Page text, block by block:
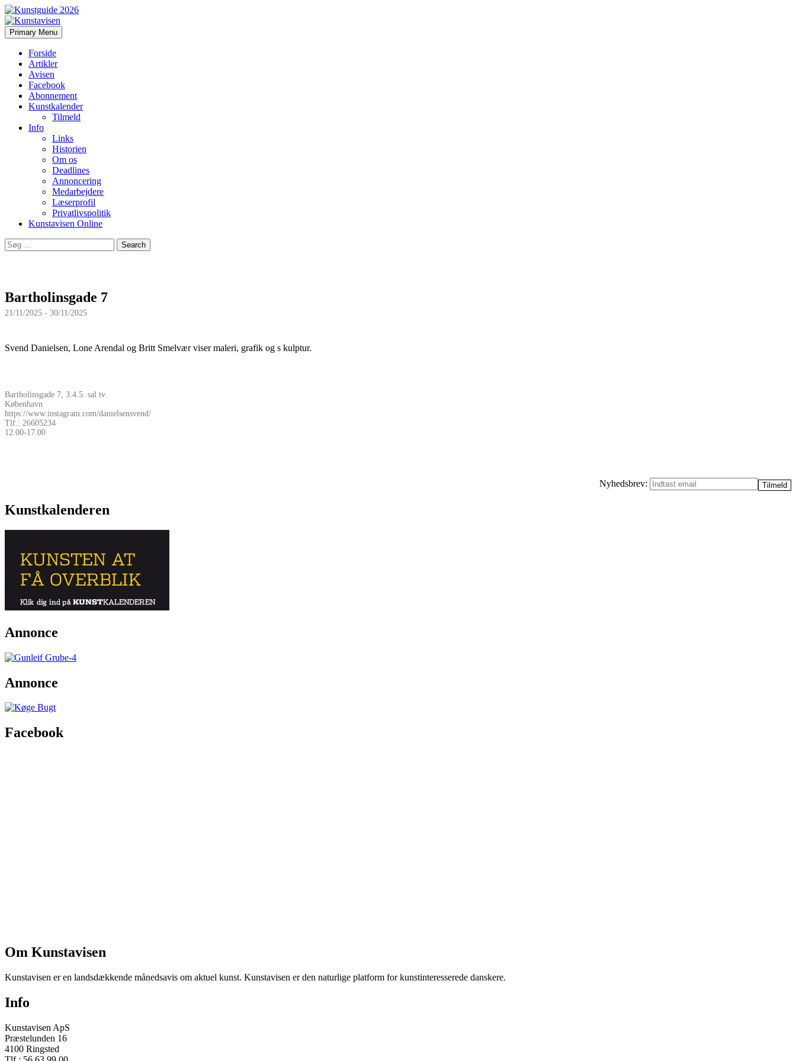
Kunstavisen
Search
Primary Menu Skip
to
Forside
Artikler
Avisen
Facebook
Abonnement
Kunstkalender
Tilmeld
Info
Links
Historien
Om os
Deadlines
Annoncering
Medarbejdere
Læserprofil
Privatlivspolitik
Kunstavisen Online
Search
for:
Bartholinsgade 7
21/11/2025 - 30/11/2025
Svend Danielsen, Lone Arendal og Britt Smelvær viser maleri, grafik og s kulptur.
Bartholinsgade 7, 3.4.5. sal tv.
København
https://www.instagram.com/danielsensvend/
Tlf.: 26605234
12.00-17.00
Nyhedsbrev:
Kunstkalenderen
Annonce
Annonce
Facebook
Om Kunstavisen
Kunstavisen er en landsdækkende månedsavis om aktuel kunst. Kunstavisen er den naturlige platform for kunstinteresserede danskere.
Info
Kunstavisen ApS
Præstelunden 16
4100 Ringsted